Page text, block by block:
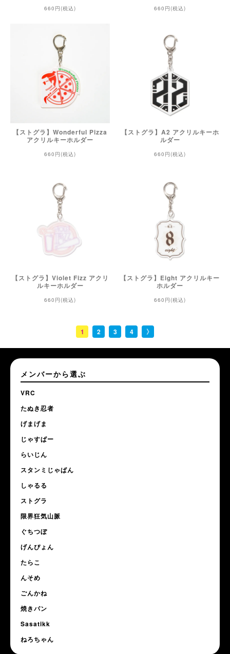
660円(税込) 660円(税込)
【ストグラ】Wonderful Pizza
アクリルキーホルダー
660円(税込)
【ストグラ】A2 アクリルキーホ
ルダー
660円(税込)
【ストグラ】Violet Fizz アクリ
ルキーホルダー
660円(税込)
【ストグラ】Eight アクリルキー
ホルダー
660円(税込)
1 2 3 4
メンバーから選ぶ
VRC
たぬき忍者
げまげま
じゃすぱー
らいじん
スタンミじゃぱん
しゃるる
ストグラ
限界狂気山脈
ぐちつぼ
げんぴょん
たらこ
んそめ
ごんかね
焼きパン
Sasatikk
ねろちゃん